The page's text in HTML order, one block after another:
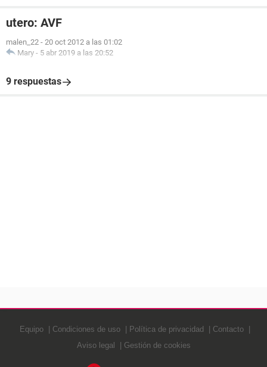
utero: AVF
malen_22 - 20 oct 2012 a las 01:02
Mary - 5 abr 2019 a las 20:52
9 respuestas
Equipo Condiciones de uso Política de privacidad
Contacto
Aviso legal
Gestión de cookies